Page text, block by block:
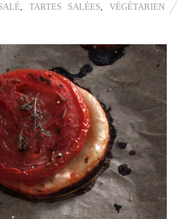
TARTES SALÉES
VÉGÉTARIEN